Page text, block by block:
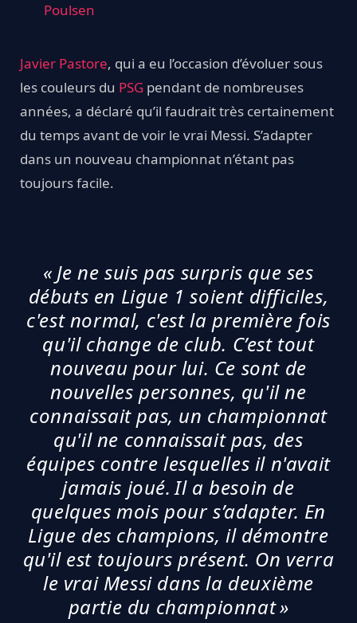
Poulsen
Javier Pastore, qui a eu l’occasion d’évoluer sous
les couleurs du PSG pendant de nombreuses
années, a déclaré qu’il faudrait très certainement
du temps avant de voir le vrai Messi. S’adapter
dans un nouveau championnat n’étant pas
toujours facile.
« Je ne suis pas surpris que ses
débuts en Ligue 1 soient difficiles,
c'est normal, c'est la première fois
qu'il change de club. C’est tout
nouveau pour lui. Ce sont de
nouvelles personnes, qu'il ne
connaissait pas, un championnat
qu'il ne connaissait pas, des
équipes contre lesquelles il n'avait
jamais joué. Il a besoin de
quelques mois pour s’adapter. En
Ligue des champions, il démontre
qu'il est toujours présent. On verra
le vrai Messi dans la deuxième
partie du championnat »